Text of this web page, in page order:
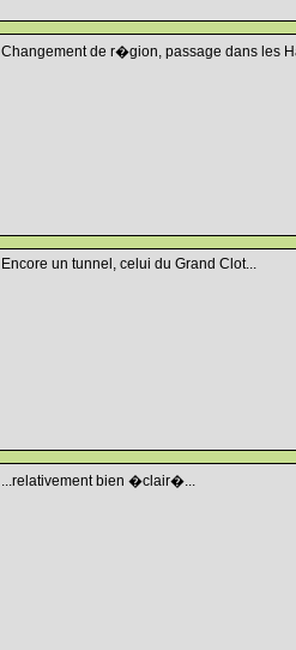
Changement de r�gion, passage dans les
Encore un tunnel, celui du Grand Clot...
...relativement bien �clair�...